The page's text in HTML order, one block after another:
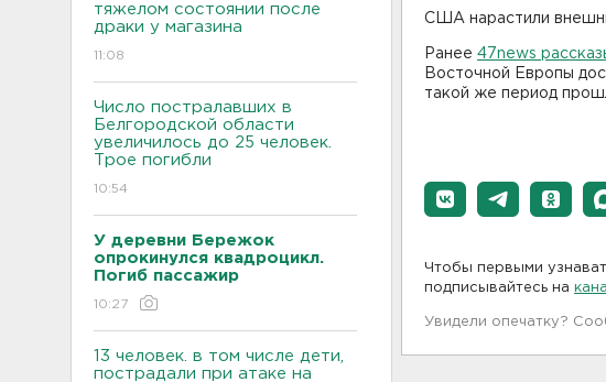
тяжелом состоянии после
драки у магазина
11:08
Число постралавших в
Белгородской области
увеличилось до 25 человек.
Трое погибли
10:54
У деревни Бережок
опрокинулся квадроцикл.
Погиб пассажир
10:27
13 человек. в том числе дети,
пострадали при атаке на
США нарастили
Ранее 47news
Восточной Европы
такой же период
Чтобы первыми
подписывайтесь на
Увидели опечатку?